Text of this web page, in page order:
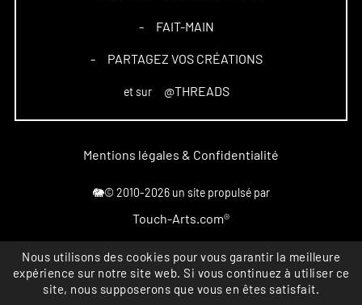
– FAIT-MAIN
– PARTAGEZ VOS CRÉATIONS
et sur @THREADS
Mentions légales & Confidentialité
🐘© 2010-2026 un site propulsé par
Touch-Arts.com®
Marque déposée
All rights reserved
Nous utilisons des cookies pour vous garantir la meilleure
expérience sur notre site web. Si vous continuez à utiliser ce
site, nous supposerons que vous en êtes satisfait.